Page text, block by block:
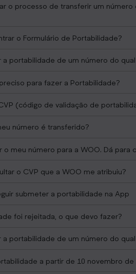
o processo de transferir um
o Formulário de Portabilidade?
portabilidade de um número do
para fazer a Portabilidade?
(código de validação de
número é transferido?
o meu número para a WOO. Dá para
o CVP que a WOO me atribuiu?
submeter a portabilidade na App
foi rejeitada, o que devo fazer?
portabilidade de um número do
a partir de 10 novembro de